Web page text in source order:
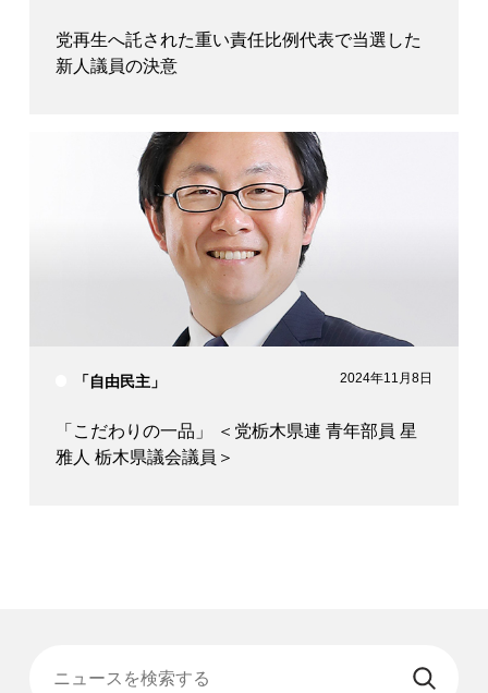
党再生へ託された重い責任比例代表で当選した
新人議員の決意
「自由民主」 2024年11月8日
「こだわりの一品」 ＜党栃木県連 青年部員 星
雅人 栃木県議会議員＞